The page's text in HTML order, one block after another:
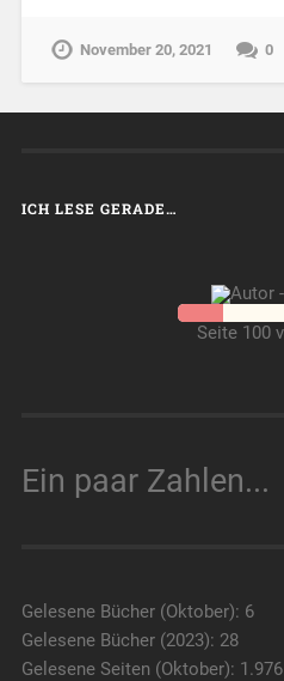
November 20, 2021 0
ICH LESE GERADE…
Seite 100
Ein paar Zahlen...
Gelesene Bücher (Oktober): 6
Gelesene Bücher (2023): 28
Gelesene Seiten (Oktober): 1.976